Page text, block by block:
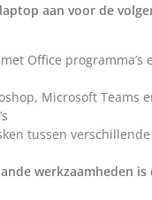
aan voor de
Office programma’s
Microsoft Teams
tussen
werkzaamheden